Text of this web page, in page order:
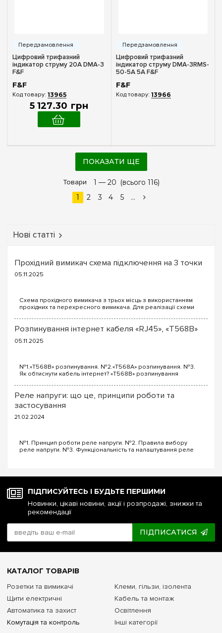
Цифровий трифазний
індикатор струму 20А DMA-3
F&F
F&F
13965
5 127.30 грн
Цифровий трифазний
індикатор струму DMA-3RMS-
50-5A 5А F&F
F&F
13966
ПОКАЗАТИ ЩЕ
Товари 1 — 20 (всього 116)
1
2 3 4 5 ...
Нові статті
Прохідний вимикач схема підключення на 3 точки
05.11.2025
Схема прохідного вимикача з трьох місць з використанням
прохідних та перехресного вимикача. Для реалізації схеми
вимикачі: Два од...
Розпинування інтернет кабеля «RJ45», «T568B»
05.11.2025
№1.«T568B» розпинування. №2.«T568A» розпинування. №3.
Як обтиснути кабель інтернет? «T568B» розпинування
1...
Реле напруги: що це, принципи роботи та
застосування
21.02.2024
№1. Принцип роботи реле напруги. №2. Правила вибору
реле напруги. №3. Функціональність та налаштування реле
напруги. №4. Керування реле напруги через Wi-Fi. №5. Реле
ПІДПИСУЙТЕСЬ І БУДЬТЕ ПЕРШИМИ
Новинки, цікаві новини, акції і розпродажі, знижки та
рекомендації
ПІДПИСАТИСЯ
КАТАЛОГ ТОВАРІВ
Розетки та вимикачі
Щити електричні
Автоматика та захист
Комутація та контроль
Клеми, гільзи, ізолента
Кабель та монтаж
Освітлення
Інші категорії